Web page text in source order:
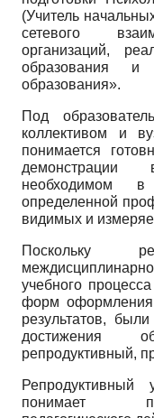
(Учитель
сетевого
организаций,
образования и
образования».
Под
коллективом и
понимается
демонстрации
необходимом
определенной
видимых и
Поскольку
учебного
форм оформления
результатов,
достижения
репродуктивный,
Репродуктивный
понимает